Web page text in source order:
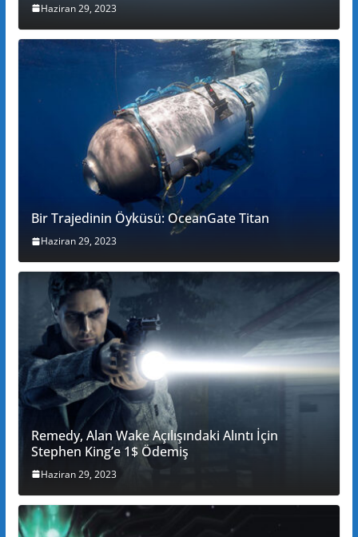
Haziran 29, 2023
Bir Trajedinin Öyküsü: OceanGate Titan
Haziran 29, 2023
Remedy, Alan Wake Açılışındaki Alıntı İçin
Stephen King’e 1$ Ödemiş
Haziran 29, 2023